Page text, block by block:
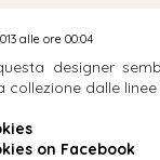
alle ore 00:04
designer
collezione dalle linee
on Facebook